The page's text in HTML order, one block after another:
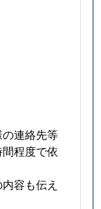
連絡先等
程度で依
容も伝え